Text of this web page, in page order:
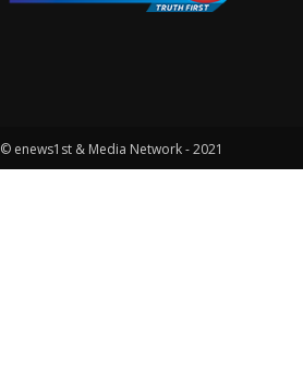
© enews1st & Media Network - 2021